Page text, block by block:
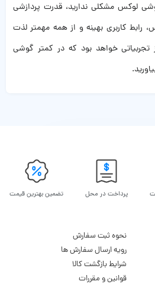
لوکس مشکلی ندارید، قدرت پردازشی
آیفون ۱۲ پرو مکس، رابط کاربری بهینه و از همه مهمتر لذت
خواهد بود که در کمتر گوشی‌
پرداخت در محل تضمین بهترین قیمت
نحوه ثبت سفارش
رویه ارسال سفارش ها
شرایط بازگشت کالا
قوانین و مقررات